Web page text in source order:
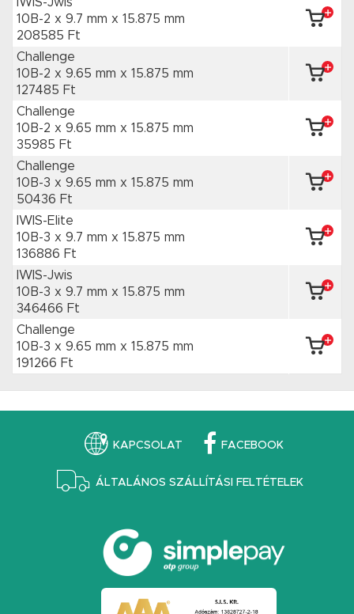
10B-2 x 9.7 mm x 15.875 mm
208585 Ft
Challenge
10B-2 x 9.65 mm x 15.875 mm
127485 Ft
Challenge
10B-2 x 9.65 mm x 15.875 mm
35985 Ft
Challenge
10B-3 x 9.65 mm x 15.875 mm
50436 Ft
IWIS-Elite
10B-3 x 9.7 mm x 15.875 mm
136886 Ft
IWIS-Jwis
10B-3 x 9.7 mm x 15.875 mm
346466 Ft
Challenge
10B-3 x 9.65 mm x 15.875 mm
191266 Ft
KAPCSOLAT FACEBOOK
ÁLTALÁNOS SZÁLLÍTÁSI FELTÉTELEK